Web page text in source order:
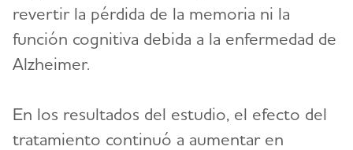
revertir la pérdida de la memoria ni la
función cognitiva debida a la enfermedad de
Alzheimer.
En los resultados del estudio, el efecto del
tratamiento continuó a aumentar en